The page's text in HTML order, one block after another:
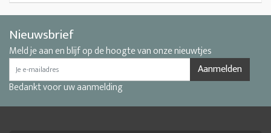
Nieuwsbrief
Meld je aan en blijf op de hoogte van onze nieuwtjes
Aanmelden
Bedankt voor uw aanmelding